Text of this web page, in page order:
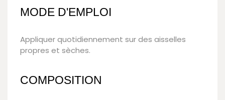
MODE D'EMPLOI
Appliquer quotidiennement sur des aisselles
propres et sèches.
COMPOSITION